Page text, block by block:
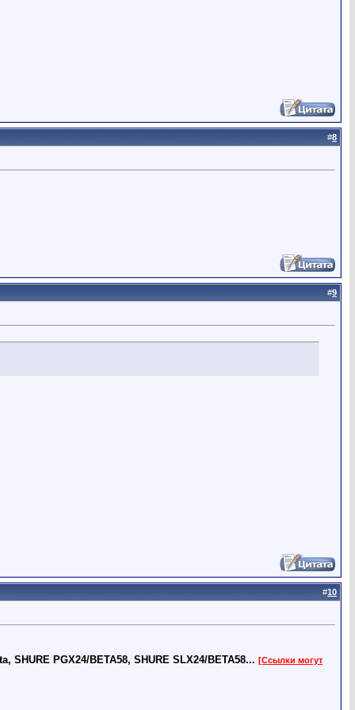
#8
#9
#10
SHURE PGX24/BETA58, SHURE SLX24/BETA58... [Ссылки могут